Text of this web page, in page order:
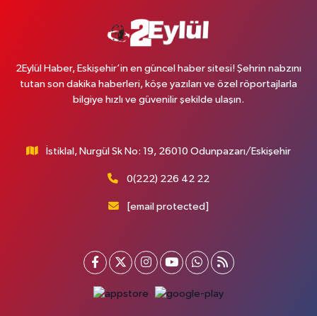
2Eylül Haber, Eskişehir’in en güncel haber sitesi! Şehrin nabzını
tutan son dakika haberleri, köşe yazıları ve özel röportajlarla
bilgiye hızlı ve güvenilir şekilde ulaşın.
İstiklal, Nurgül Sk No: 19, 26010 Odunpazarı/Eskişehir
0(222) 226 42 22
[email protected]